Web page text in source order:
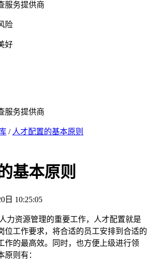
服务提供商
险
好
服务提供商
/ 人才配置的基本原则
基本原则
日 10:25:05
力资源管理的重要工作，人才配置就是
位工作要求，将合适的员工安排到合适的
作的最高效。同时，也方便上级进行领
原则有：